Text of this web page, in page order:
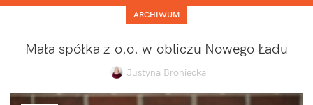
ARCHIWUM
Mała spółka z o.o. w obliczu Nowego Ładu
Justyna Broniecka